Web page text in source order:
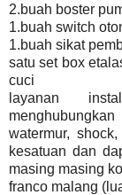
2.buah boster
1.buah switch
1.buah sikat
satu set box
cuci
layanan
watermur,
kesatuan dan
masing masing
franco malang